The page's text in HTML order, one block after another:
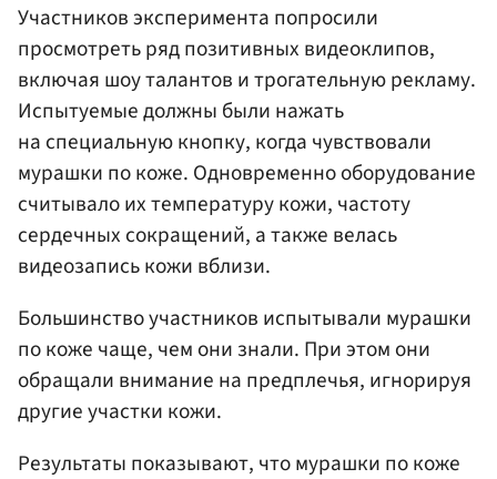
Участников эксперимента попросили
просмотреть ряд позитивных видеоклипов,
включая шоу талантов и трогательную рекламу.
Испытуемые должны были нажать
на специальную кнопку, когда чувствовали
мурашки по коже. Одновременно оборудование
считывало их температуру кожи, частоту
сердечных сокращений, а также велась
видеозапись кожи вблизи.
Большинство участников испытывали мурашки
по коже чаще, чем они знали. При этом они
обращали внимание на предплечья, игнорируя
другие участки кожи.
Результаты показывают, что мурашки по коже